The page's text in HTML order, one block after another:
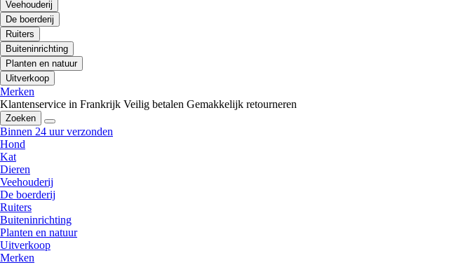
Veehouderij
De boerderij
Ruiters
Buiteninrichting
Planten en natuur
Uitverkoop
Merken
Klantenservice in Frankrijk Veilig betalen Gemakkelijk retourneren
Zoeken
Binnen 24 uur verzonden
Hond
Kat
Dieren
Veehouderij
De boerderij
Ruiters
Buiteninrichting
Planten en natuur
Uitverkoop
Merken